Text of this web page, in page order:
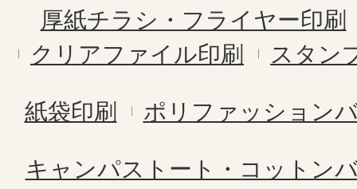
厚紙チラシ・フライヤー印刷
クリアファイル印刷
スタン
紙袋印刷 ポリファッション
キャンパストート・コットン